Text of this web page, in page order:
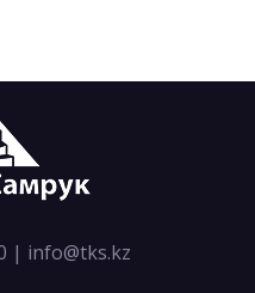
| info@tks.kz